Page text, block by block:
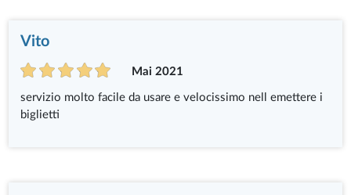
Vito
Mai 2021
servizio molto facile da usare e velocissimo nell emettere i
biglietti